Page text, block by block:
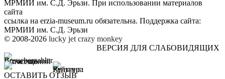
МРМИИ им. С.Д. Эрьзи. При использовании материалов
сайта
ссылка на erzia-museum.ru обязательна. Поддержка сайта:
МРМИИ им. С.Д. Эрьзи
© 2008-2026 lucky jet crazy monkey
ВЕРСИЯ ДЛЯ СЛАБОВИДЯЩИХ
ОСТАВИТЬ ОТЗЫВ